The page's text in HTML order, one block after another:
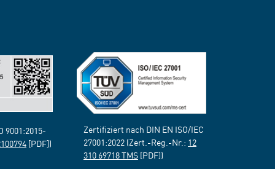
9001:2015-
[PDF])
Zertifiziert nach DIN EN ISO/IEC
27001:2022 (Zert.-Reg.-Nr.: 12
310 69718 TMS [PDF])